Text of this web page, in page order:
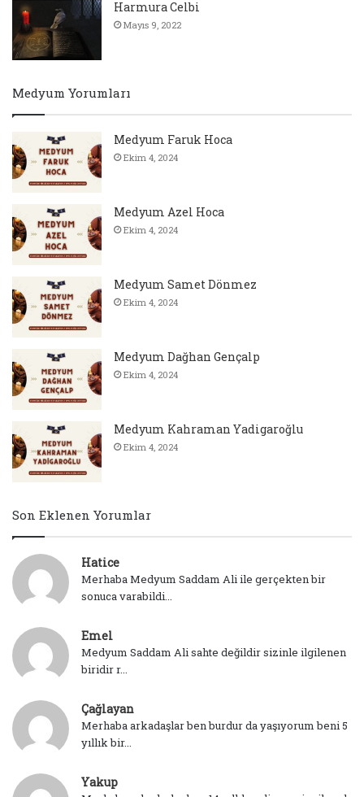
Harmura Celbi
Mayıs 9, 2022
Medyum Yorumları
Medyum Faruk Hoca
Ekim 4, 2024
Medyum Azel Hoca
Ekim 4, 2024
Medyum Samet Dönmez
Ekim 4, 2024
Medyum Dağhan Gençalp
Ekim 4, 2024
Medyum Kahraman Yadigaroğlu
Ekim 4, 2024
Son Eklenen Yorumlar
Hatice
Merhaba Medyum Saddam Ali ile gerçekten bir
sonuca varabildi...
Emel
Medyum Saddam Ali sahte değildir sizinle ilgilenen
biridir r...
Çağlayan
Merhaba arkadaşlar ben burdur da yaşıyorum beni 5
yıllık bir...
Yakup